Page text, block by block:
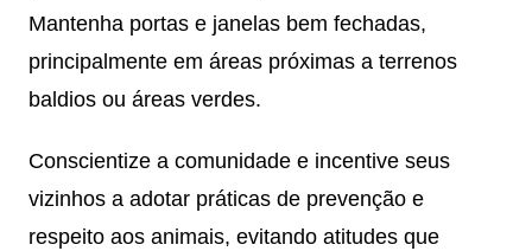
Mantenha portas e janelas bem fechadas,
principalmente em áreas próximas a terrenos
baldios ou áreas verdes.
Conscientize a comunidade e incentive seus
vizinhos a adotar práticas de prevenção e
respeito aos animais, evitando atitudes que